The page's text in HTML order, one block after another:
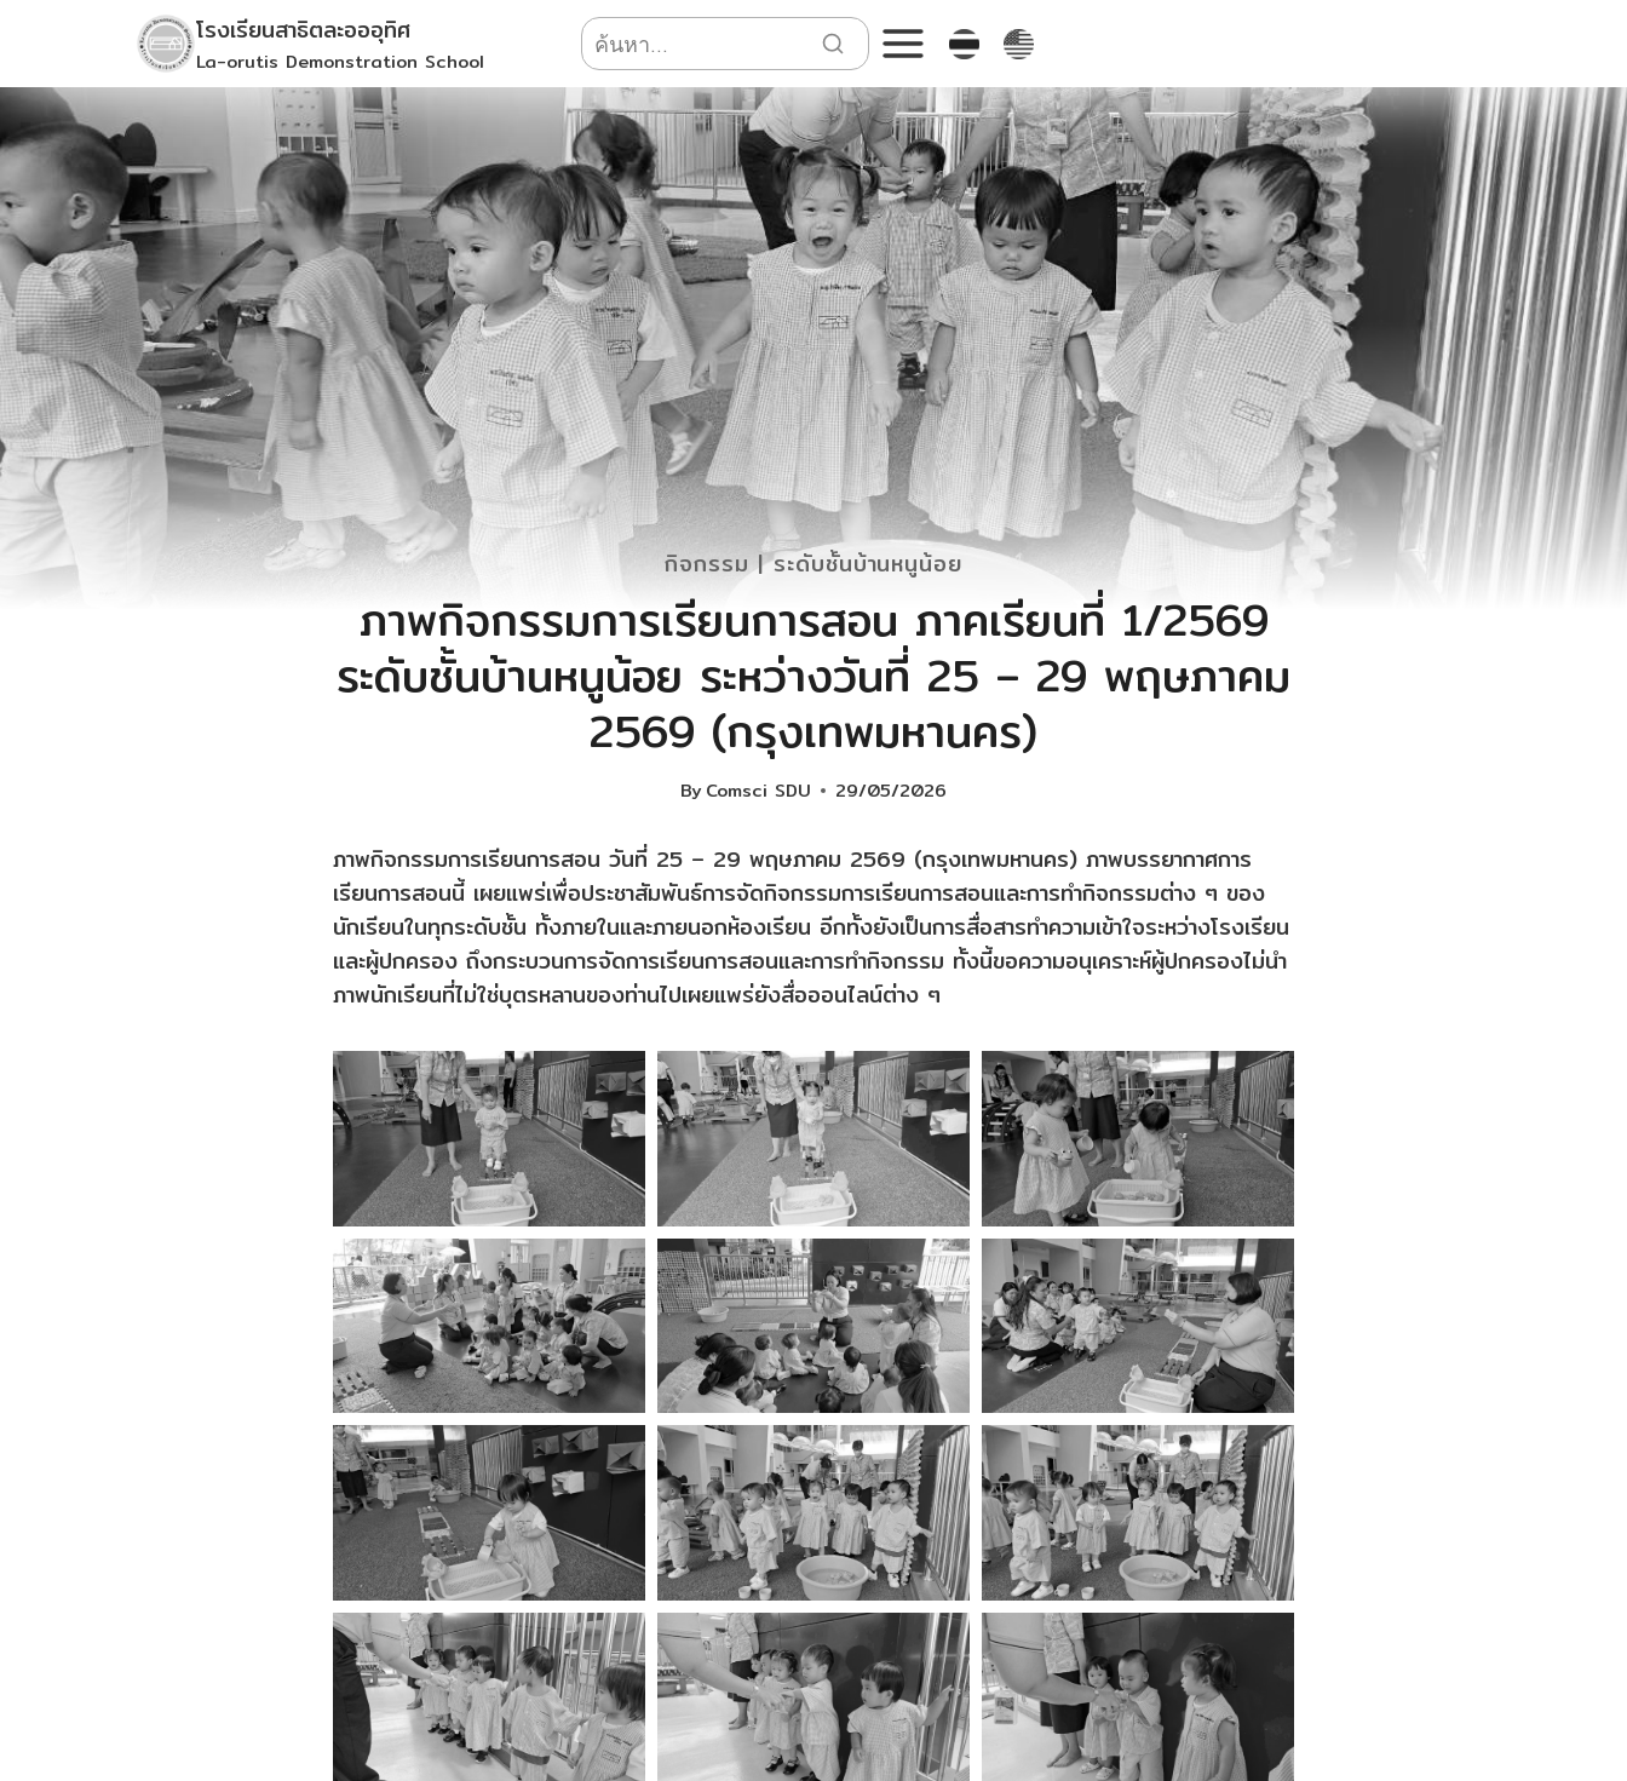
content
โรงเรียนสาธิตละอออุทิศ
La-orutis Demonstration School
กิจกรรม|ระดับชั้นบ้านหนูน้อย
ภาพกิจกรรมการเรียนการสอน ภาคเรียนที่ 1/2569
ระดับชั้นบ้านหนูน้อย ระหว่างวันที่ 25 – 29 พฤษภาคม
2569 (กรุงเทพมหานคร)
ByComsci SDU 29/05/2026
ภาพกิจกรรมการเรียนการสอน วันที่ 25 – 29 พฤษภาคม 2569 (กรุงเทพมหานคร) ภาพบรรยากาศการ
เรียนการสอนนี้ เผยแพร่เพื่อประชาสัมพันธ์การจัดกิจกรรมการเรียนการสอนและการทำกิจกรรมต่าง ๆ ของ
นักเรียนในทุกระดับชั้น ทั้งภายในและภายนอกห้องเรียน อีกทั้งยังเป็นการสื่อสารทำความเข้าใจระหว่างโรงเรียน
และผู้ปกครอง ถึงกระบวนการจัดการเรียนการสอนและการทำกิจกรรม ทั้งนี้ขอความอนุเคราะห์ผู้ปกครองไม่นำ
ภาพนักเรียนที่ไม่ใช่บุตรหลานของท่านไปเผยแพร่ยังสื่อออนไลน์ต่าง ๆ